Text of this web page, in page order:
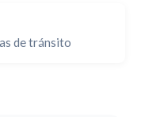
de tránsito